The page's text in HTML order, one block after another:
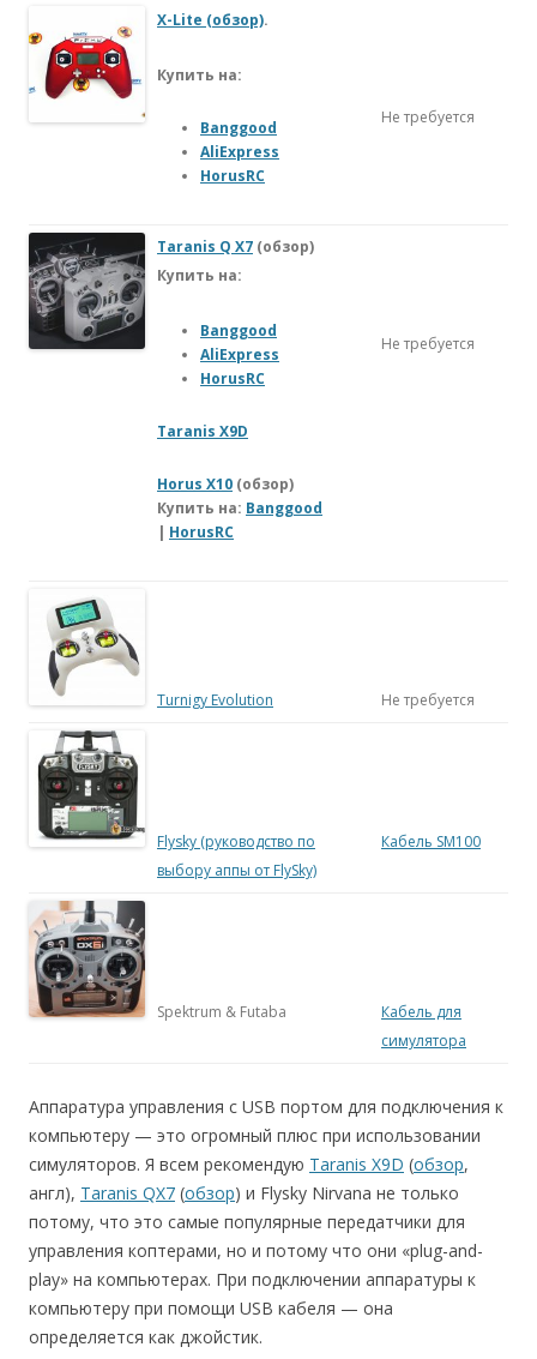
X-Lite (обзор).
Купить на:
Banggood
AliExpress
HorusRC
Не требуется
Taranis Q X7 (обзор)
Купить на:
Banggood
AliExpress
HorusRC
Taranis X9D
Horus X10 (обзор)
Купить на: Banggood
| HorusRC
Не требуется
Turnigy Evolution Не требуется
Flysky (руководство по
выбору аппы от FlySky)
Кабель SM100
Spektrum & Futaba
Кабель для
симулятора
Аппаратура управления с USB портом для подключения к
компьютеру — это огромный плюс при использовании
симуляторов. Я всем рекомендую Taranis X9D (обзор,
англ), Taranis QX7 (обзор) и Flysky Nirvana не только
потому, что это самые популярные передатчики для
управления коптерами, но и потому что они «plug-and-
play» на компьютерах. При подключении аппаратуры к
компьютеру при помощи USB кабеля — она
определяется как джойстик.